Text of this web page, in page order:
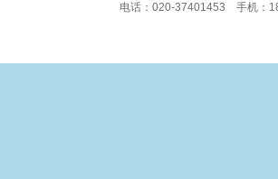
电话：020-37401453 手机：